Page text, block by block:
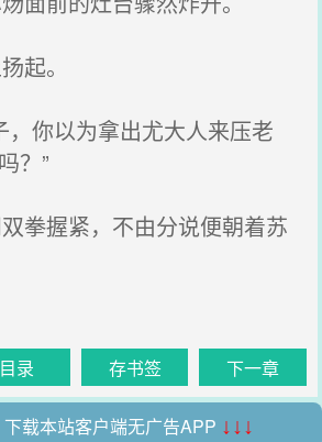
起。
你以为拿出尤大人来压老
？”
拳握紧，不由分说便朝着苏
目录 存书签 下一章
载本站客户端无广告APP ↓↓↓